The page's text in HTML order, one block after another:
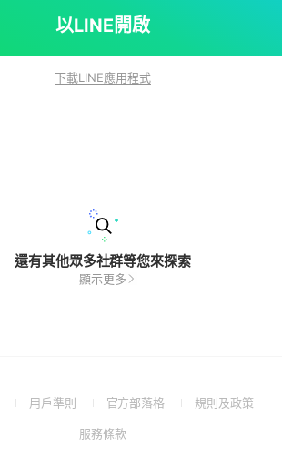
以LINE開啟
下載LINE應用程式
還有其他眾多社群等您來探索
顯示更多
(Open用戶準則
(Open
a
官方部落格
(Open規則及政策(Open
服務條款(Open